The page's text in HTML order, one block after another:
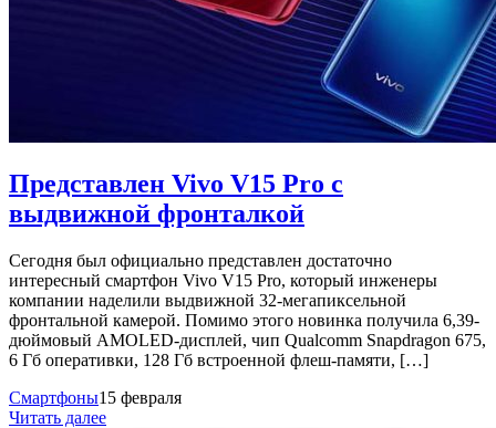
Представлен Vivo V15 Pro с
выдвижной фронталкой
Сегодня был официально представлен достаточно
интересный смартфон Vivo V15 Pro, который инженеры
компании наделили выдвижной 32-мегапиксельной
фронтальной камерой. Помимо этого новинка получила 6,39-
дюймовый AMOLED-дисплей, чип Qualcomm Snapdragon 675,
6 Гб оперативки, 128 Гб встроенной флеш-памяти, […]
Смартфоны15 февраля
Читать далее